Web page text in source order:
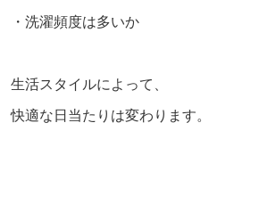
・洗濯頻度は多いか
生活スタイルによって、
快適な日当たりは変わります。